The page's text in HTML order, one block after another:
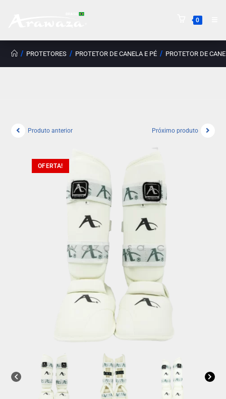
0
/ PROTETORES / PROTETOR DE CANELA E PÉ / PROTETOR DE
OFERTA!
Produto anterior Próximo produto